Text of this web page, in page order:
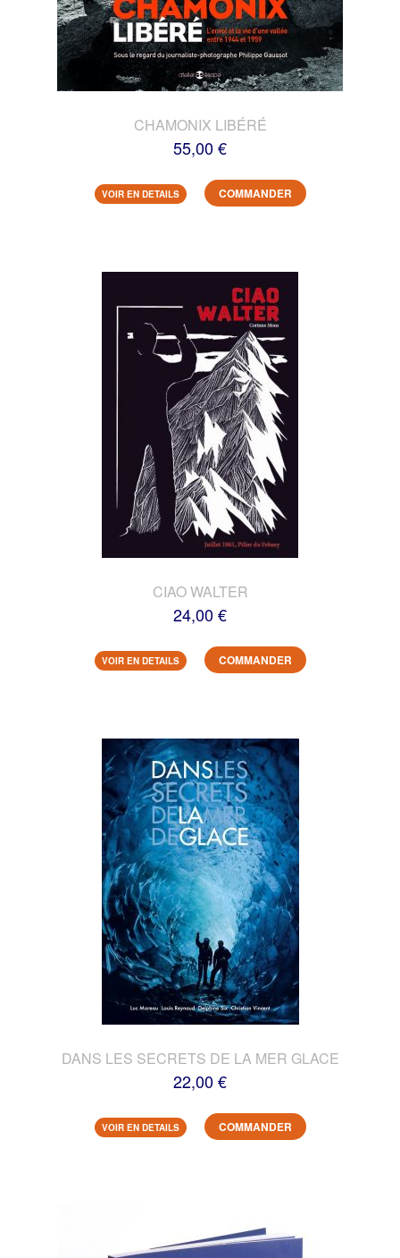
CHAMONIX LIBÉRÉ
55,00 €
VOIR EN DETAILS COMMANDER
CIAO WALTER
24,00 €
VOIR EN DETAILS COMMANDER
DANS LES SECRETS DE LA MER GLACE
22,00 €
VOIR EN DETAILS COMMANDER